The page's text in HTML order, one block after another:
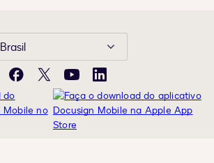
Brasil
Facebook
X YouTubeLinkedIn